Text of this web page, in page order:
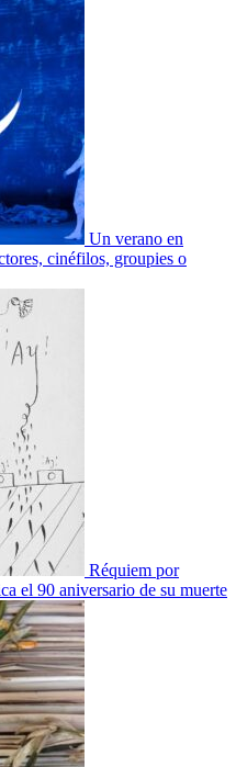
Un verano en
cinéfilos, groupies o
Réquiem por
el 90 aniversario de su muerte